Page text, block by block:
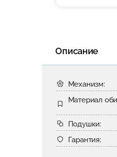
Описание
Механизм:
Материал
Подушки:
Гарантия: